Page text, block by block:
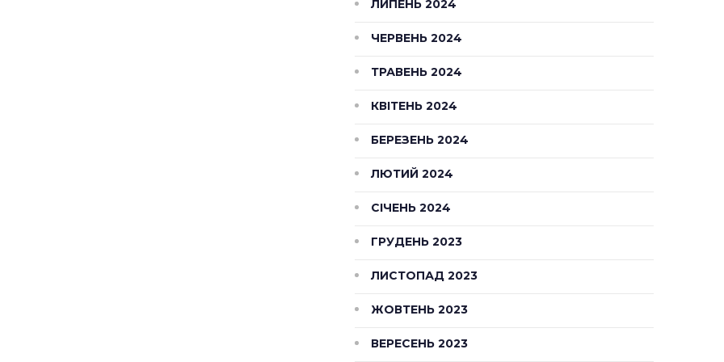
ЛИПЕНЬ 2024
ЧЕРВЕНЬ 2024
ТРАВЕНЬ 2024
КВІТЕНЬ 2024
БЕРЕЗЕНЬ 2024
ЛЮТИЙ 2024
СІЧЕНЬ 2024
ГРУДЕНЬ 2023
ЛИСТОПАД 2023
ЖОВТЕНЬ 2023
ВЕРЕСЕНЬ 2023